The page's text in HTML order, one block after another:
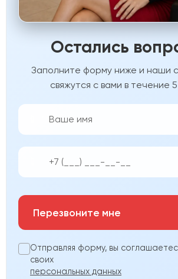
Остались
Заполните форму ниже и наши
свяжутся с вами в течение 5
Перезвоните мне
Отправляя форму, вы
своих
персональных данных